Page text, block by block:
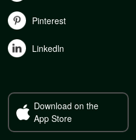
Pinterest
Linkedln
Download on the
App Store